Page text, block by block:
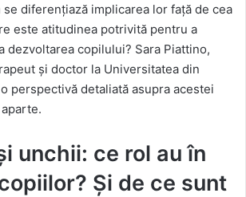
se diferențiază implicarea lor față de cea
este atitudinea potrivită pentru a
dezvoltarea copilului? Sara Piattino,
și doctor la Universitatea din
perspectivă detaliată asupra acestei
unchii: ce rol au în
Și de ce sunt